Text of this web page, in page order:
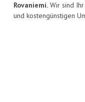
Rovaniemi. Wir sind
und kostengünstigen